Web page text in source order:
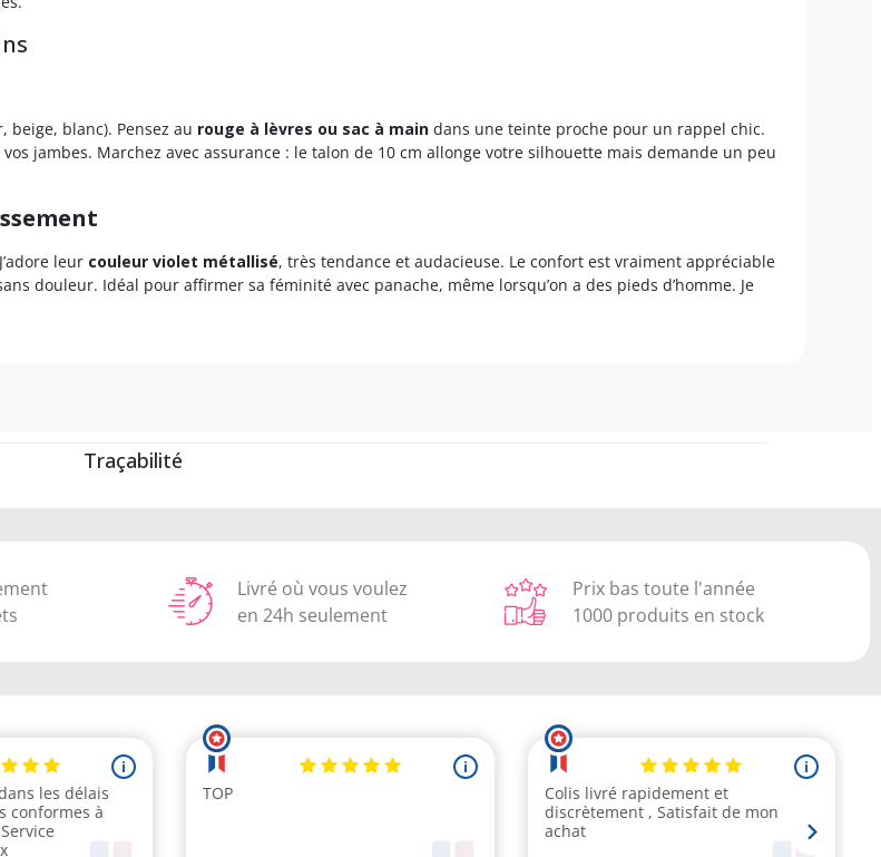
beige, blanc). Pensez au rouge à lèvres ou sac à main dans une teinte proche pour un rappel chic.
jambes. Marchez avec assurance : le talon de 10 cm allonge votre silhouette mais demande un peu
leur couleur violet métallisé, très tendance et audacieuse. Le confort est vraiment appréciable
douleur. Idéal pour affirmer sa féminité avec panache, même lorsqu’on a des pieds d’homme. Je
Traçabilité
Livré où vous voulez
en 24h seulement
Prix bas toute l'année
1000 produits en stock